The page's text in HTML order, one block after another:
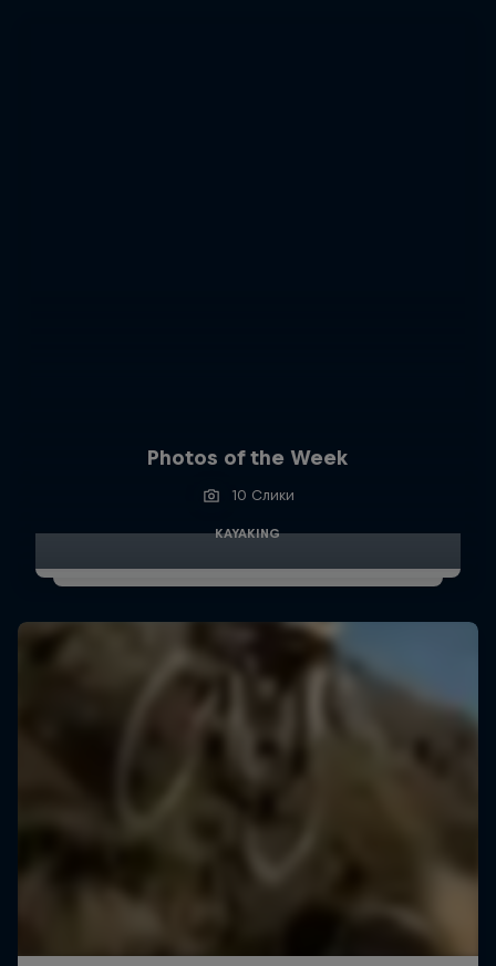
Photos of the Week
10 Слики
KAYAKING